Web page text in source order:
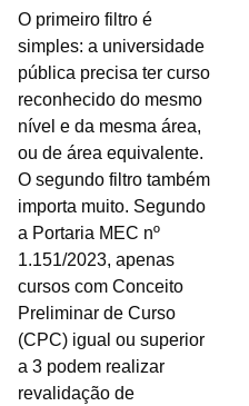
O primeiro filtro é
simples: a universidade
pública precisa ter curso
reconhecido do mesmo
nível e da mesma área,
ou de área equivalente.
O segundo filtro também
importa muito. Segundo
a Portaria MEC nº
1.151/2023, apenas
cursos com Conceito
Preliminar de Curso
(CPC) igual ou superior
a 3 podem realizar
revalidação de